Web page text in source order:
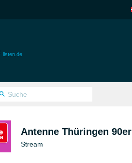
listen.de
Antenne Thüringen 90er
Stream